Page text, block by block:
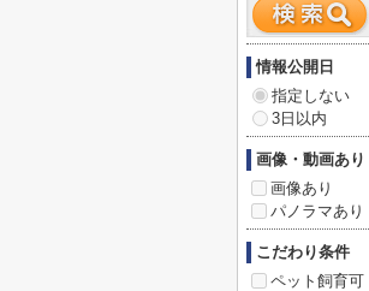
情報公開日
指定しない
3日以内
画像・動画あり
画像あり
パノラマあり
こだわり条件
ペット飼育可